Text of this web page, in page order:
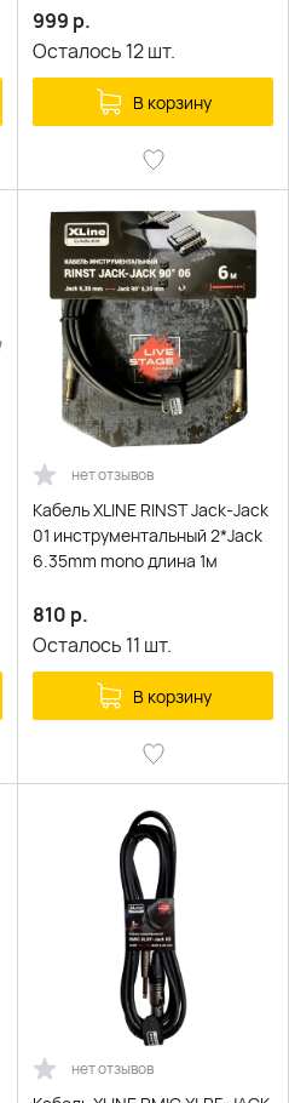
999 р.
Осталось 12шт.
В корзину
нет отзывов
Кабель XLINE RINST Jack-Jack
01 инструментальный 2*Jack
6.35mm mono длина 1м
810 р.
Осталось 11 шт.
В корзину
нет отзывов